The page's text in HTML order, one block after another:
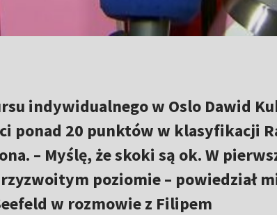
indywidualnego w Oslo Dawid
ponad 20 punktów w klasyfikacji
– Myślę, że skoki są ok. W
poziomie – powiedział
w rozmowie z Filipem